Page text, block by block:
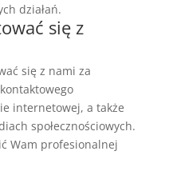
działań.
się z
się z nami za
internetowej, a także
społecznościowych.
Wam profesionalnej